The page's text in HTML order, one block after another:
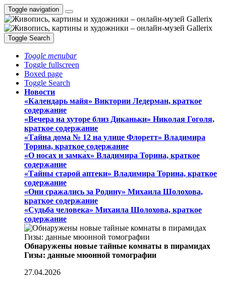
Toggle navigation
Toggle Search
Toggle menubar
Toggle fullscreen
Boxed page
Toggle Search
Новости
«Календарь майя» Виктории Ледерман, краткое
содержание
«Вечера на хуторе близ Диканьки» Николая Гоголя,
краткое содержание
«Тайна дома № 12 на улице Флоретт» Владимира
Торина, краткое содержание
«О носах и замка́х» Владимира Торина, краткое
содержание
«Тайны старой аптеки» Владимира Торина, краткое
содержание
«Они сражались за Родину» Михаила Шолохова,
краткое содержание
«Судьба человека» Михаила Шолохова, краткое
содержание
Обнаружены новые тайные комнаты в пирамидах
Гизы: данные мюонной томографии
27.04.2026